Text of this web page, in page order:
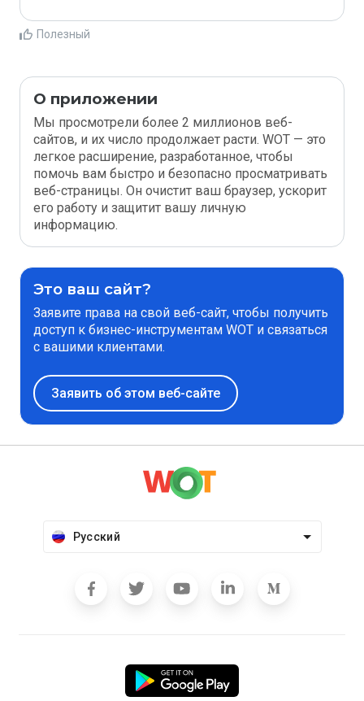
Полезный
О приложении
Мы просмотрели более 2 миллионов веб-
сайтов, и их число продолжает расти. WOT — это
легкое расширение, разработанное, чтобы
помочь вам быстро и безопасно просматривать
веб-страницы. Он очистит ваш браузер, ускорит
его работу и защитит вашу личную
информацию.
Это ваш сайт?
Заявите права на свой веб-сайт, чтобы получить
доступ к бизнес-инструментам WOT и связаться
с вашими клиентами.
Заявить об этом веб-сайте
Русский